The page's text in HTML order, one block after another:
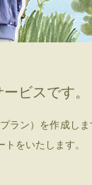
ビスです。
ラン）を作成し
をいたします。